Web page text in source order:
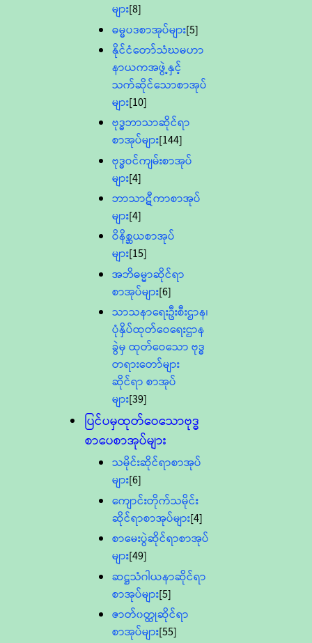
များ[8]
ဓမ္မပဒစာအုပ်များ[5]
နိုင်ငံတော်သံဃမဟာ
နာယကအဖွဲ့နှင့်
သက်ဆိုင်သောစာအုပ်
များ[10]
ဗုဒ္ဓဘာသာဆိုင်ရာ
စာအုပ်များ[144]
ဗုဒ္ဓဝင်ကျမ်းစာအုပ်
များ[4]
ဘာသာဋီကာစာအုပ်
များ[4]
ဝိနိစ္ဆယစာအုပ်
များ[15]
အဘိဓမ္မာဆိုင်ရာ
စာအုပ်များ[6]
သာသနာရေးဦးစီးဌာန၊
ပုံနှိပ်ထုတ်ဝေရေးဌာန
ခွဲမှ ထုတ်ဝေသော ဗုဒ္ဓ
တရားတော်များ
ဆိုင်ရာ စာအုပ်
များ[39]
ပြင်ပမှထုတ်ဝေသောဗုဒ္ဓ
စာပေစာအုပ်များ
သမိုင်းဆိုင်ရာစာအုပ်
များ[6]
ကျောင်းတိုက်သမိုင်း
ဆိုင်ရာစာအုပ်များ[4]
စာမေးပွဲဆိုင်ရာစာအုပ်
များ[49]
ဆဋ္ဌသံဂါယနာဆိုင်ရာ
စာအုပ်များ[5]
ဇာတ်၀တ္ထုဆိုင်ရာ
စာအုပ်များ[55]